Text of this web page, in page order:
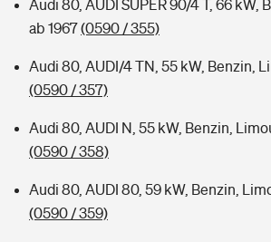
Audi 80, AUDI SUPER 90/4 T, 66 kW,
ab 1967(0590 / 355)
Audi 80, AUDI/4 TN, 55 kW, Benzin,
(0590 / 357)
Audi 80, AUDI N, 55 kW, Benzin,
(0590 / 358)
Audi 80, AUDI 80, 59 kW, Benzin,
(0590 / 359)